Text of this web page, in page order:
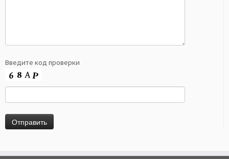
Введите код проверки